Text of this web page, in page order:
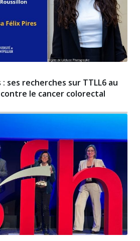
: ses recherches sur TTLL6 au
le cancer colorectal